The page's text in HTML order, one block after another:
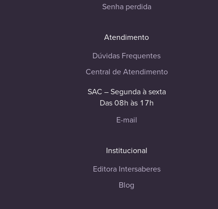
Senha perdida
Atendimento
Dúvidas Frequentes
Central de Atendimento
SAC – Segunda à sexta
Das 08h às 17h
E-mail
Institucional
Editora Intersaberes
Blog